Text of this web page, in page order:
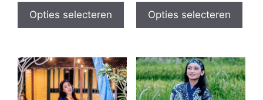
Opties selecteren
product
heeft
variaties.
Deze
optie
Opties selecteren